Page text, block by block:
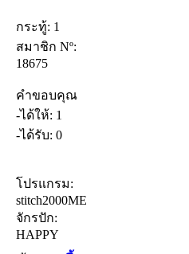
กระทู้: 1
สมาชิก Nº:
18675
คำขอบคุณ
-ได้ให้: 1
-ได้รับ: 0
โปรแกรม:
stitch2000ME
จักรปัก:
HAPPY